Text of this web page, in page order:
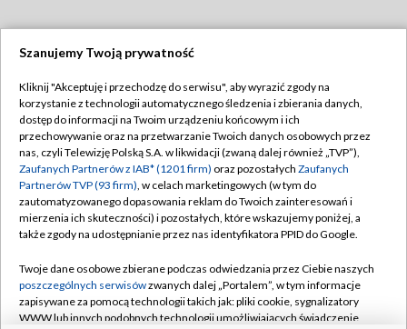
TVP
Abonament TVP
Emisja w TVP
Centrum informacji TVP
Naziemna Telewizja Cyfrowa
Rada Programowa
System NOS
Regulamin TVP
Polityka prywatności
Moje zgody
Pomoc
Kontakt
Szanujemy Twoją prywatność
Kliknij "Akceptuję i przechodzę do serwisu", aby wyrazić zgody na
korzystanie z technologii automatycznego śledzenia i zbierania danych,
dostęp do informacji na Twoim urządzeniu końcowym i ich
przechowywanie oraz na przetwarzanie Twoich danych osobowych przez
nas, czyli Telewizję Polską S.A. w likwidacji (zwaną dalej również „TVP”),
Zaufanych Partnerów z IAB* (1201 firm) oraz pozostałych Zaufanych
Partnerów TVP (93 firm), w celach marketingowych (w tym do
zautomatyzowanego dopasowania reklam do Twoich zainteresowań i
mierzenia ich skuteczności) i pozostałych, które wskazujemy poniżej, a
także zgody na udostępnianie przez nas identyfikatora PPID do Google.
Twoje dane osobowe zbierane podczas odwiedzania przez Ciebie naszych
poszczególnych serwisówzwanych dalej „Portalem”, w tym informacje
zapisywane za pomocą technologii takich jak: pliki cookie, sygnalizatory
WWW lub innych podobnych technologii umożliwiających świadczenie